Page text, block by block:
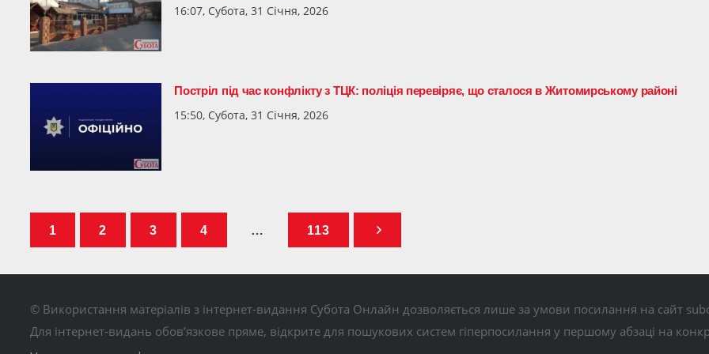
16:07, Субота, 31 Січня, 2026
Постріл під час конфлікту з ТЦК: поліція перевіряє, що сталося в Житомирському районі
15:50, Субота, 31 Січня, 2026
1 2 3 4 … 113
© Використання матеріалів з інтернет-видання Субота Онлайн дозволяється лише за умови посилання на сайт
Для інтернет-видань обов’язкове пряме, відкрите для пошукових систем гіперпосилання у першому абзаці на